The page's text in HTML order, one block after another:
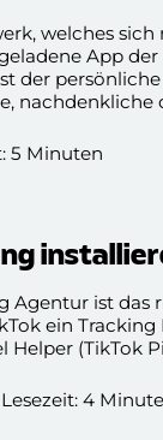
welches
App der
der
nachdenkliche
5 Minuten
Agentur ist
ein Tracking
Helper (TikTok
4